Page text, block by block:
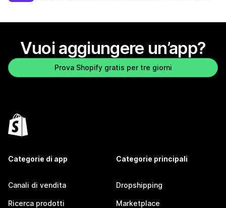
Vuoi aggiungere un’app?
Prova Shopify gratis per tre giorni
Categorie di app
Canali di vendita
Ricerca prodotti
Categorie principali
Dropshipping
Marketplace